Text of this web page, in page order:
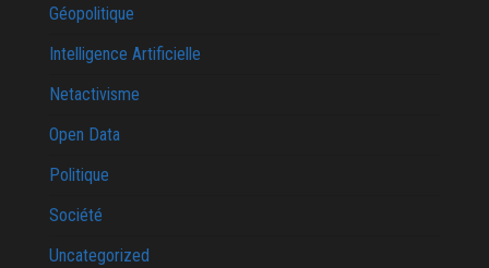
Géopolitique
Intelligence Artificielle
Netactivisme
Open Data
Politique
Société
Uncategorized